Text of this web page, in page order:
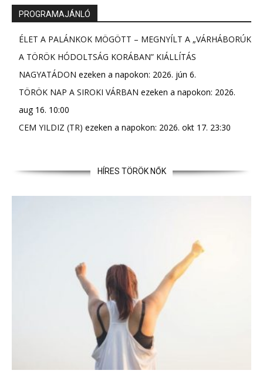
PROGRAMAJÁNLÓ
ÉLET A PALÁNKOK MÖGÖTT – MEGNYÍLT A „VÁRHÁBORÚK
A TÖRÖK HÓDOLTSÁG KORÁBAN” KIÁLLÍTÁS
NAGYATÁDON ezeken a napokon: 2026. jún 6.
TÖRÖK NAP A SIROKI VÁRBAN ezeken a napokon: 2026.
aug 16. 10:00
CEM YILDIZ (TR) ezeken a napokon: 2026. okt 17. 23:30
HÍRES TÖRÖK NŐK